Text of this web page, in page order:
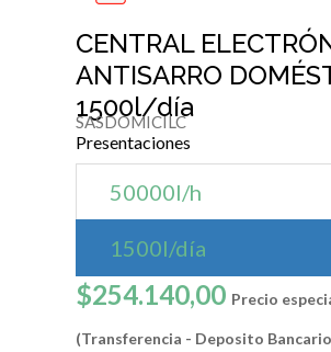
CENTRAL
ANTISARRO
1500l/día
SASDOMICILC
Presentaciones
50000l/h
1500l/día
$254.140,00 Precio
(Transferencia - Deposito